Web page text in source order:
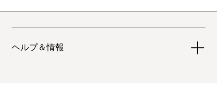
ヘルプ＆情報